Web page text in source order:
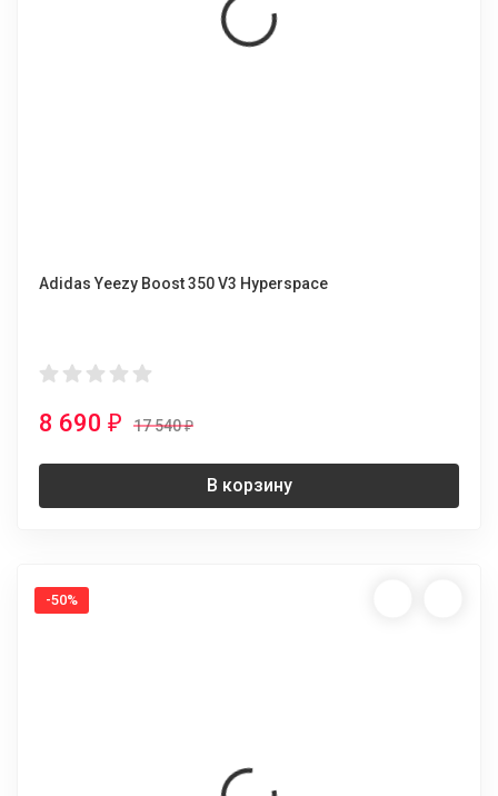
Adidas Yeezy Boost 350 V3 Hyperspace
8 690 ₽ 17 540₽
В корзину
-50%